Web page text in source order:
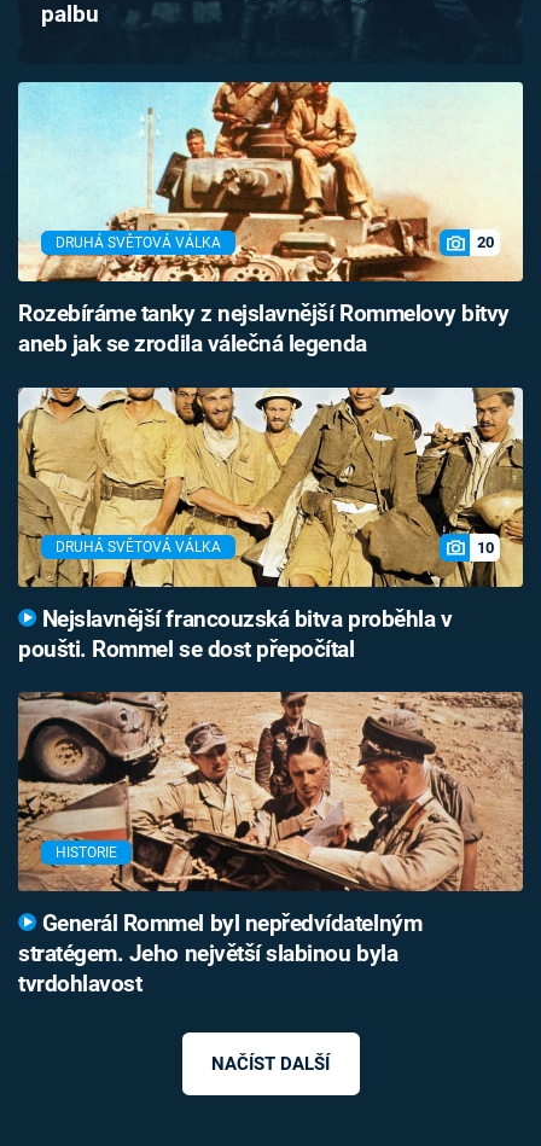
Sledujte nás
palbu
DRUHÁ SVĚTOVÁ VÁLKA 20
Rozebíráme tanky z nejslavnější Rommelovy bitvy
aneb jak se zrodila válečná legenda
DRUHÁ SVĚTOVÁ VÁLKA 10
Nejslavnější francouzská bitva proběhla v
poušti. Rommel se dost přepočítal
HISTORIE
Generál Rommel byl nepředvídatelným
stratégem. Jeho největší slabinou byla
tvrdohlavost
NAČÍST DALŠÍ